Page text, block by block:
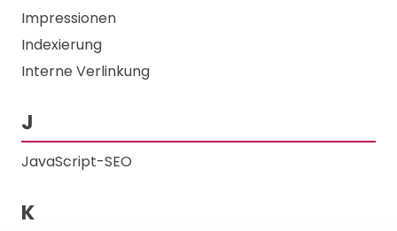
Impressionen
Indexierung
Interne Verlinkung
J
JavaScript-SEO
K